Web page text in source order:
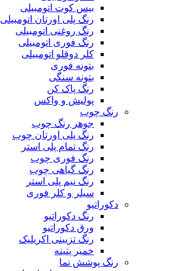
بیس کوت اتومبیلی
رنگ پلی اورتان اتومبیلی
رنگ روغنی اتومبیلی
رنگ فوری اتومبیلی
کلر دوقلو اتومبیلی
بتونه فوری
بتونه سنگی
رنگ پاک کن
پولیش و واکس
رنگ چوب
جوهر رنگ چوب
رنگ پلی اورتان چوب
رنگ تمام پلی استر
رنگ فوری چوب
رنگ گیاهی چوب
رنگ نیم پلی استر
سیلر و کلر فوری
دکوراتیو
رنگ دکوراتیو
ورق دکوراتیو
رنگ تزیینی اکریلیک
خمیر پتینه
رنگ پوشش نما